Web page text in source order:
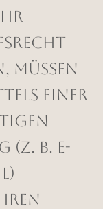
müssen
einer
B. E-